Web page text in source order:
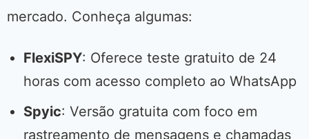
mercado. Conheça algumas:
FlexiSPY: Oferece teste gratuito de 24
horas com acesso completo ao WhatsApp
Spyic: Versão gratuita com foco em
rastreamento de mensagens e chamadas